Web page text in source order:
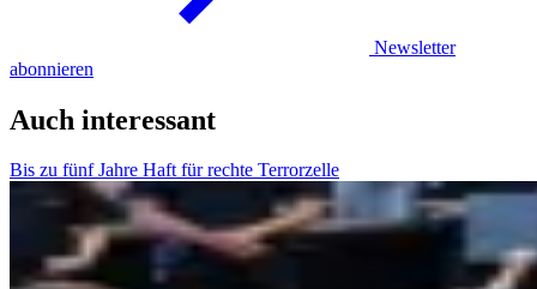
Newsletter
abonnieren
Auch interessant
Bis zu fünf Jahre Haft für rechte Terrorzelle